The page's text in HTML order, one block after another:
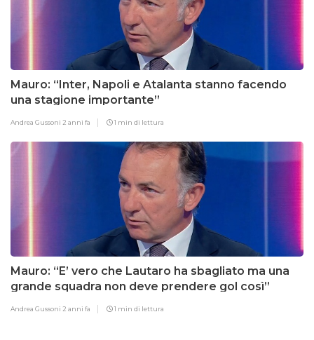
Mauro: “Inter, Napoli e Atalanta stanno facendo
una stagione importante”
Andrea Gussoni 2 anni fa 1 min di lettura
Mauro: “E’ vero che Lautaro ha sbagliato ma una
grande squadra non deve prendere gol così”
Andrea Gussoni 2 anni fa 1 min di lettura